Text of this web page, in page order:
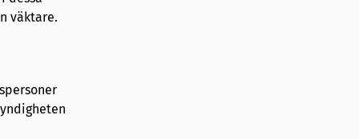
väktare.